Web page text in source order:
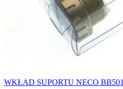
WKŁAD SUPORTU NECO BB501